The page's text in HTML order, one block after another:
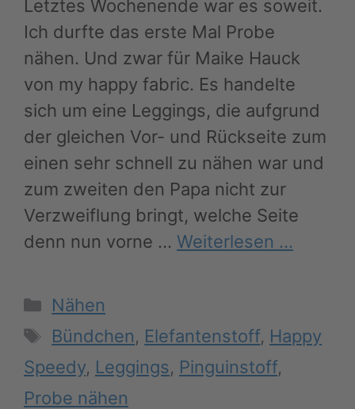
Letztes Wochenende war es soweit.
Ich durfte das erste Mal Probe
nähen. Und zwar für Maike Hauck
von my happy fabric. Es handelte
sich um eine Leggings, die aufgrund
der gleichen Vor- und Rückseite zum
einen sehr schnell zu nähen war und
zum zweiten den Papa nicht zur
Verzweiflung bringt, welche Seite
denn nun vorne … Weiterlesen …
Kategorien
Nähen
Schlagwörter
Bündchen, Elefantenstoff, Happy
Speedy, Leggings, Pinguinstoff,
Probe nähen